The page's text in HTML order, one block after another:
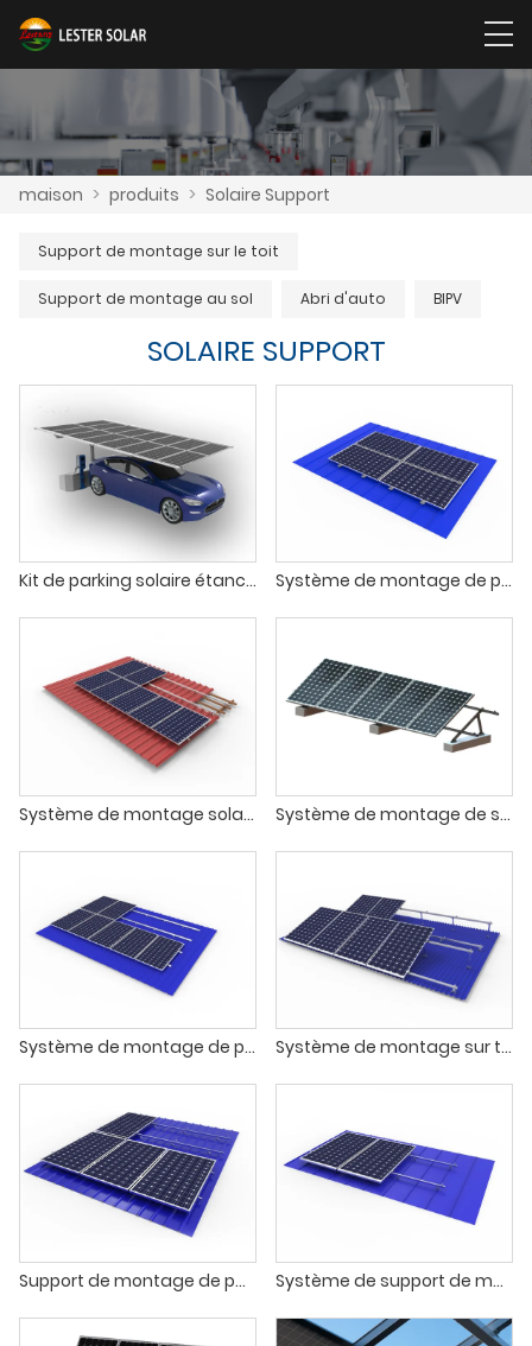
maison > produits > Solaire Support
Support de montage sur le toit
Support de montage au sol Abri d'auto BIPV
SOLAIRE SUPPORT
Kit de parking solaire étanche pour système de montage de stationnement de voiture PV Système de montage de panneaux photovoltaïques sans rail sur le toit
Système de montage solaire à crochet pour toit en tuiles Système de montage de support au sol en acier au carbone galvanisé
Système de montage de panneau solaire de toit en métal de support de pied en L Système de montage sur toit à inclinaison réglable
Support de montage de panneau solaire trapézoïdal sur toit en fer Système de support de montage pour toit en tuiles d'acier